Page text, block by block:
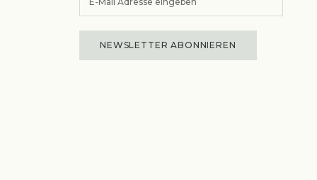
NEWSLETTER ABONNIEREN